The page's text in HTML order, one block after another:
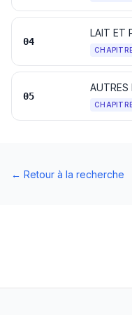
04
05
← Retour à la recherche